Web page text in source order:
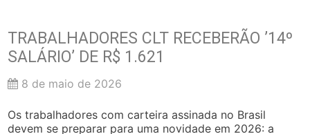
TRABALHADORES CLT RECEBERÃO ’14º
SALÁRIO’ DE R$ 1.621
8 de maio de 2026
Os trabalhadores com carteira assinada no Brasil
devem se preparar para uma novidade em 2026: a